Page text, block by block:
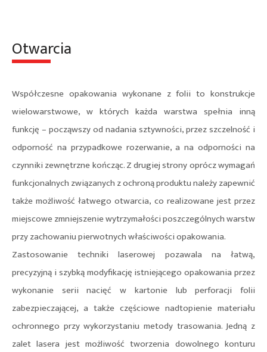
Otwarcia
Współczesne opakowania wykonane z folii to konstrukcje
wielowarstwowe, w których każda warstwa spełnia inną
funkcję – począwszy od nadania sztywności, przez szczelność i
odporność na przypadkowe rozerwanie, a na odporności na
czynniki zewnętrzne kończąc. Z drugiej strony oprócz wymagań
funkcjonalnych związanych z ochroną produktu należy zapewnić
także możliwość łatwego otwarcia, co realizowane jest przez
miejscowe zmniejszenie wytrzymałości poszczególnych warstw
przy zachowaniu pierwotnych właściwości opakowania.
Zastosowanie techniki laserowej pozawala na łatwą,
precyzyjną i szybką modyfikację istniejącego opakowania przez
wykonanie serii nacięć w kartonie lub perforacji folii
zabezpieczającej, a także częściowe nadtopienie materiału
ochronnego przy wykorzystaniu metody trasowania. Jedną z
zalet lasera jest możliwość tworzenia dowolnego konturu